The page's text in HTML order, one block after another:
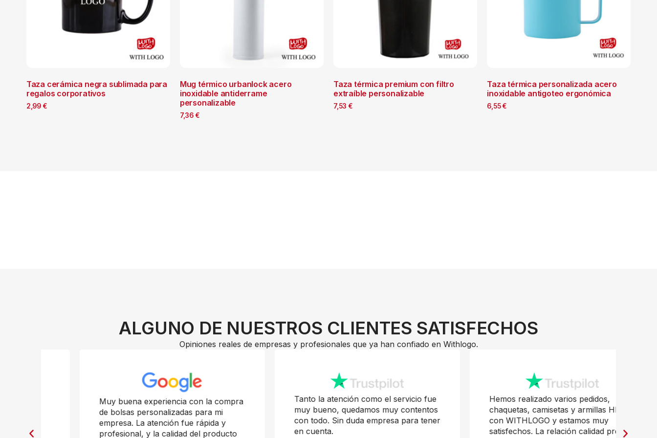
Taza cerámica negra sublimada para
regalos corporativos
2,99 €
Mug térmico urbanlock acero
inoxidable antiderrame
personalizable
7,36 €
Taza térmica premium con filtro
extraíble personalizable
7,53 €
Taza térmica personalizada acero
inoxidable antigoteo ergonómica
6,55€
ALGUNO DE NUESTROS CLIENTES SATISFECHOS
Opiniones reales de empresas y profesionales que ya han confiado en Withlogo.
Muy buena experiencia con la compra
de bolsas personalizadas para mi
empresa. La atención fue rápida y
profesional, y la calidad del producto
Tanto la atención como el servicio fue
muy bueno, quedamos muy contentos
con todo. Sin duda empresa para tener
en cuenta.
Hemos realizado varios pedidos,
chaquetas, camisetas y armillas HI-VI,
con WITHLOGO y estamos muy
satisfechos. La relación calidad precio